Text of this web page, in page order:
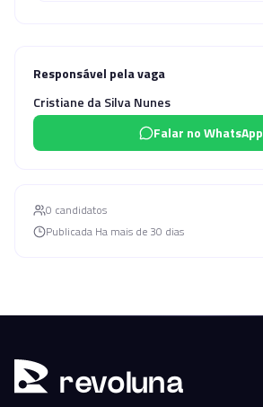
Responsável pela vaga
Cristiane da Silva Nunes
Falar no WhatsApp
0 candidatos
Publicada Ha mais de 30 dias
revoluna